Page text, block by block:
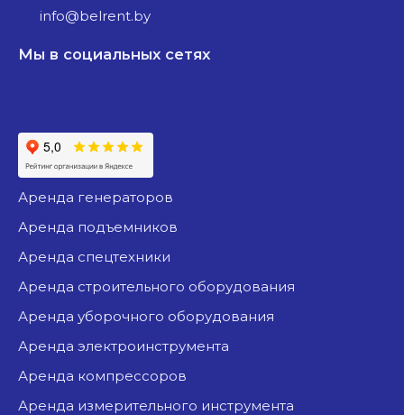
info@belrent.by
Мы в социальных сетях
аренда генераторов
аренда подъемников
аренда спецтехники
аренда строительного оборудования
аренда уборочного оборудования
аренда электроинструмента
аренда компрессоров
аренда измерительного инструмента